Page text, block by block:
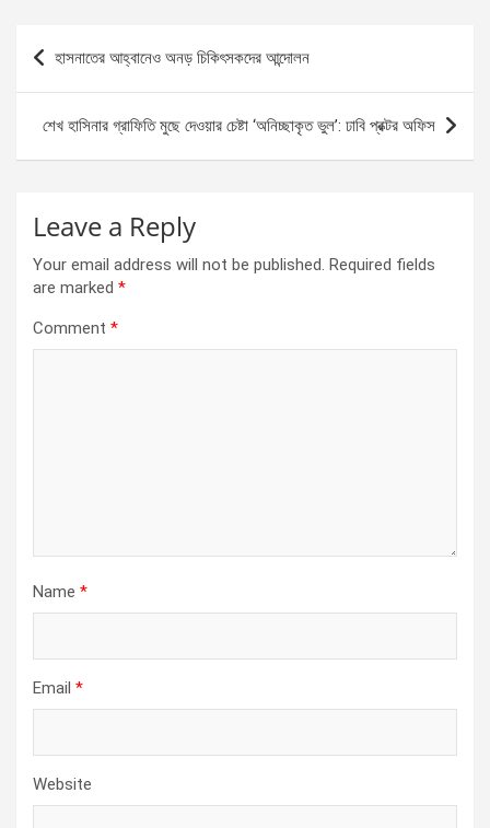
o
o
k
g
er
A
p
p
e
Post
navigation
হাসনাতের আহ্বানেও অনড় চিকিৎসকদের আন্দোলন
শেখ হাসিনার গ্রাফিতি মুছে দেওয়ার চেষ্টা ‘অনিচ্ছাকৃত ভুল’: ঢাবি প্রক্টর অফিস
Leave a Reply
Your email address will not be published. Required fields
are marked *
Comment *
Name *
Email *
Website